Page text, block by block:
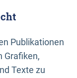
Publikationen
Grafiken,
Texte zu